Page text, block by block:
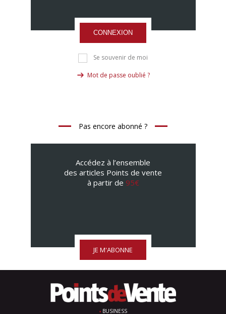
CONNEXION
Se souvenir de moi
Mot de passe oublié ?
Pas encore abonné ?
Accédez à l’ensemble
des articles Points de vente
à partir de 95€
JE M'ABONNE
BUSINESS